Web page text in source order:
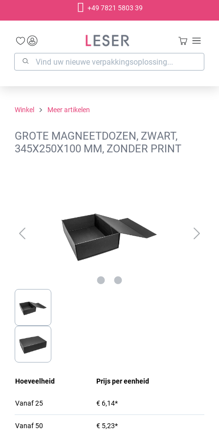
+49 7821 5803 39
Winkel Meer artikelen
GROTE MAGNEETDOZEN, ZWART,
345X250X100 MM, ZONDER PRINT
Hoeveelheid Prijs per eenheid
Vanaf25 € 6,14*
Vanaf 50 € 5,23*